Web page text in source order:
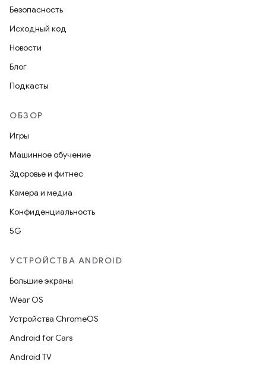
Безопасность
Исходный код
Новости
Блог
Подкасты
ОБЗОР
Игры
Машинное обучение
Здоровье и фитнес
Камера и медиа
Конфиденциальность
5G
УСТРОЙСТВА ANDROID
Большие экраны
Wear OS
Устройства ChromeOS
Android for Cars
Android TV